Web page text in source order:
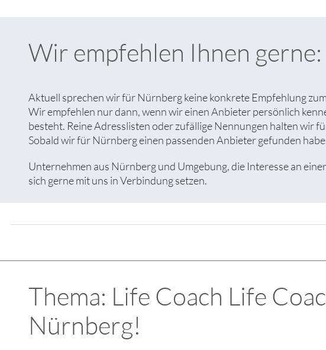
Wir empfehlen Ihnen gerne:
Aktuell sprechen wir für Nürnberg keine konkrete Empfehlung
Wir empfehlen nur dann, wenn wir einen Anbieter persönlich
besteht. Reine Adresslisten oder zufällige Nennungen halten wir
Sobald wir für Nürnberg einen passenden Anbieter gefunden
Unternehmen aus Nürnberg und Umgebung, die Interesse an
sich gerne mit uns in Verbindung setzen.
Thema: Life Coach Life
Nürnberg!